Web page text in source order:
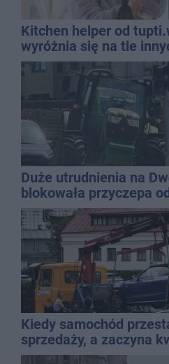
Kitchen helper od
wyróżnia się na tle
Duże utrudnienia na
blokowała przyczepa
Kiedy samochód
sprzedaży, a zaczyna
kasacji?